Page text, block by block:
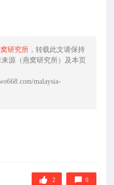
研究所 ，转载此文请保持
源（燕窝研究所）及本页
malaysia-
2 0